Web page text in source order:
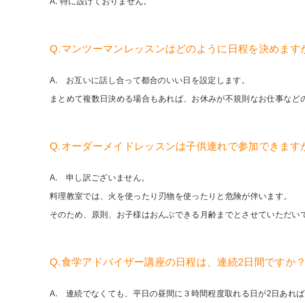
Q.マンツーマンレッスンはどのように日程を決めます
A. お互いに話し合って都合のいい日を設定します。
まとめて複数日決める場合もあれば、お休みが不規則なお仕事など
Q.オーダーメイドレッスンは子供連れで参加できます
A. 申し訳ございません。
料理教室では、火を使ったり刃物を使ったりと危険が伴います。
そのため、原則、お子様はおんぶできる月齢までとさせていただい
Q.食学アドバイザー講座の日程は、連続2日間ですか？
A. 連続でなくても、平日の昼間に３時間程度取れる日が2日あれば